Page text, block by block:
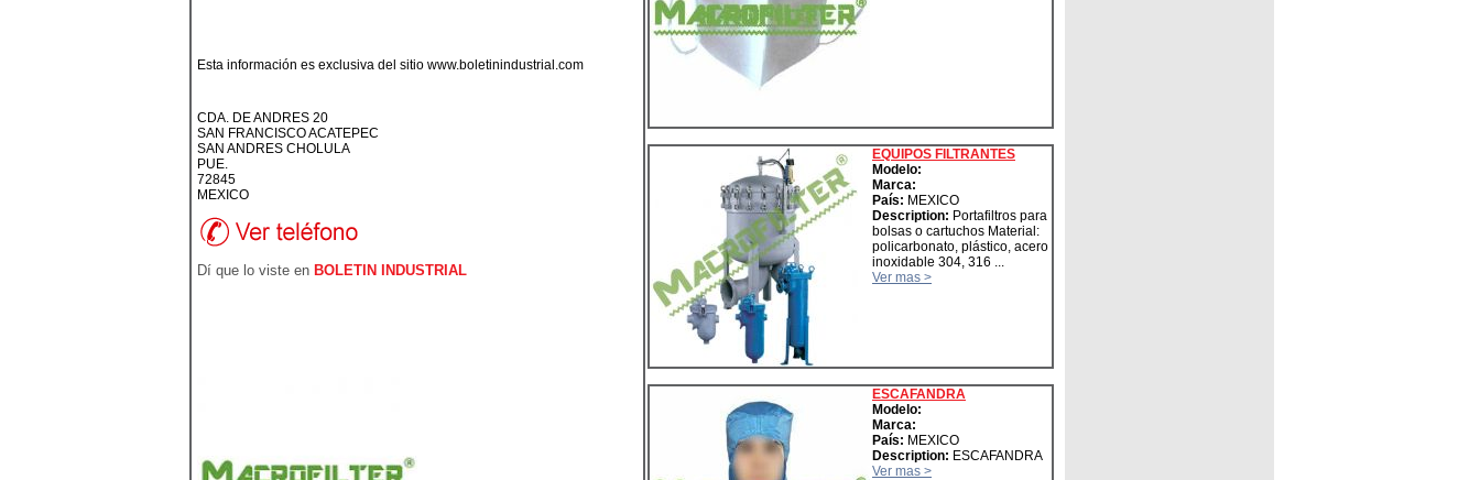
Esta información es exclusiva del sitio www.boletinindustrial.com
CDA. DE ANDRES 20
SAN FRANCISCO ACATEPEC
SAN ANDRES CHOLULA
PUE.
72845
MEXICO
Dí que lo viste en BOLETIN INDUSTRIAL
EQUIPOS FILTRANTES
Modelo:
Marca:
País: MEXICO
Description: Portafiltros para
bolsas o cartuchos Material:
policarbonato, plástico, acero
inoxidable 304, 316 ...
Ver mas >
ESCAFANDRA
Modelo:
Marca:
País: MEXICO
Description: ESCAFANDRA
Ver mas >